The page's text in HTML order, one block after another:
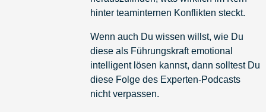
hinter teaminternen Konflikten steckt.
Wenn auch Du wissen willst, wie Du
diese als Führungskraft emotional
intelligent lösen kannst, dann solltest Du
diese Folge des Experten-Podcasts
nicht verpassen.